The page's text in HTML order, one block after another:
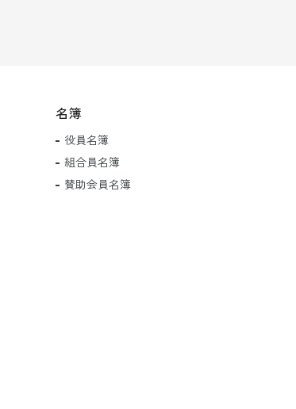
名簿
役員名簿
組合員名簿
賛助会員名簿